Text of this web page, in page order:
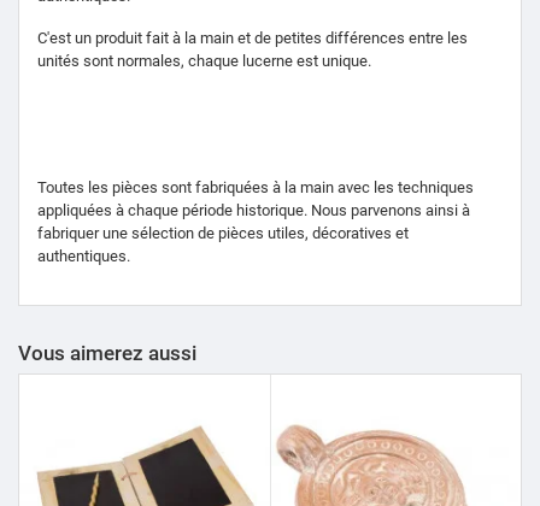
C'est un produit fait à la main et de petites différences entre les
unités sont normales, chaque lucerne est unique.
Toutes les pièces sont fabriquées à la main avec les techniques
appliquées à chaque période historique. Nous parvenons ainsi à
fabriquer une sélection de pièces utiles, décoratives et
authentiques.
Vous aimerez aussi